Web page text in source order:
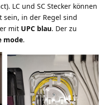
LC und SC Stecker können
sein, in der Regel sind
mit UPC blau. Der zu
mode.